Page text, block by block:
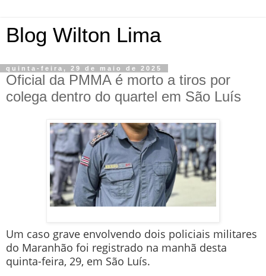
Blog Wilton Lima
quinta-feira, 29 de maio de 2025
Oficial da PMMA é morto a tiros por
colega dentro do quartel em São Luís
Um caso grave envolvendo dois policiais militares
do Maranhão foi registrado na manhã desta
quinta-feira, 29, em São Luís.